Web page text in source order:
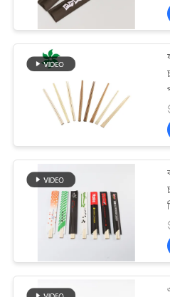
পেপার টেক
প্লাস্টিক টেক